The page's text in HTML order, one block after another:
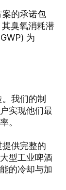
案的承诺包
臭氧消耗潜
为
我们的制
实现他们最
。
供完整的
型工业啤酒
的冷却与加